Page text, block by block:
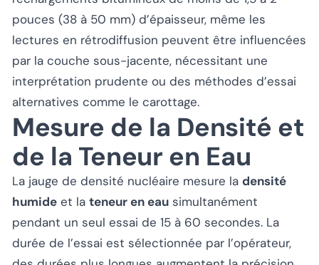
pouces (38 à 50 mm) d’épaisseur, même les
lectures en rétrodiffusion peuvent être influencées
par la couche sous-jacente, nécessitant une
interprétation prudente ou des méthodes d’essai
alternatives comme le carottage.
Mesure de la Densité et
de la Teneur en Eau
La jauge de densité nucléaire mesure la densité
humide et la teneur en eau simultanément
pendant un seul essai de 15 à 60 secondes. La
durée de l’essai est sélectionnée par l’opérateur,